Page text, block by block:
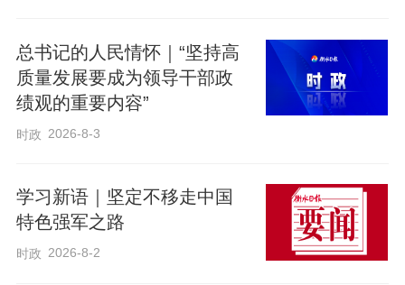
总书记的人民情怀｜“坚持高
质量发展要成为领导干部政
绩观的重要内容”
时政 2026-8-3
学习新语｜坚定不移走中国
特色强军之路
时政 2026-8-2